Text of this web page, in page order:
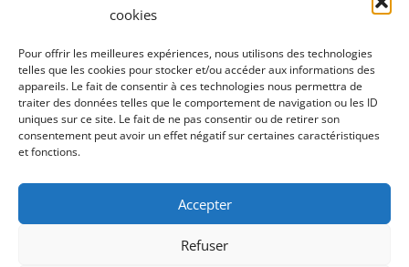
cookies
Pour offrir les meilleures expériences, nous utilisons des technologies
telles que les cookies pour stocker et/ou accéder aux informations des
appareils. Le fait de consentir à ces technologies nous permettra de
traiter des données telles que le comportement de navigation ou les ID
uniques sur ce site. Le fait de ne pas consentir ou de retirer son
consentement peut avoir un effet négatif sur certaines caractéristiques
et fonctions.
Accepter
Refuser
L'instant Ki
Il parlent de vous